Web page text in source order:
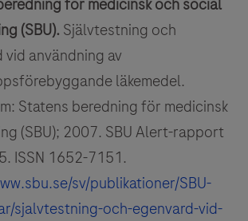
(SBU). Självtestning och
vid användning av
läkemedel.
Statens beredning för medicinsk
(SBU); 2007. SBU Alert-rapport
ISSN 1652-7151.
sv/publikationer/SBU-
sjalvtestning-och-egenvard-vid-